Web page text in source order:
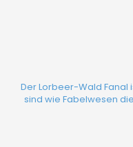
Der Lorbeer-Wald Fanal
sind wie Fabelwesen